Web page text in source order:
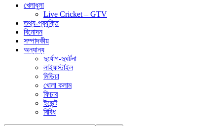
খেলাধুলা
Live Cricket – GTV
তথ্য-প্রযুক্তি
বিনোদন
সম্পাদকীয়
অন্যান্য
দুর্যোগ-দুঘর্টনা
লাইফস্টাইল
মিডিয়া
খোলা কলাম
ফিচার
ইভেন্ট
বিবিধ